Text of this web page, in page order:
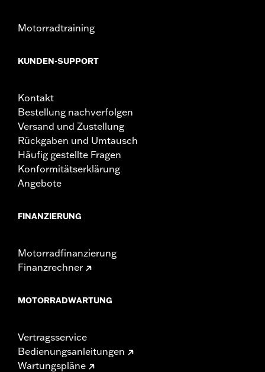
Motorradtraining
KUNDEN-SUPPORT
Kontakt
Bestellung nachverfolgen
Versand und Zustellung
Rückgaben und Umtausch
Häufig gestellte Fragen
Konformitätserklärung
Angebote
FINANZIERUNG
Motorradfinanzierung
Finanzrechner
MOTORRADWARTUNG
Vertragsservice
Bedienungsanleitungen
Wartungspläne